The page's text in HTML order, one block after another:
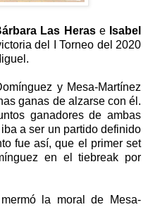
Las Herase Isabel
del I Torneo del 2020
y Mesa-Martínez
ganas de alzarse con él.
ganadores de ambas
a ser un partido definido
fue así, que el primer set
en el tiebreak por
la moral de Mesa-